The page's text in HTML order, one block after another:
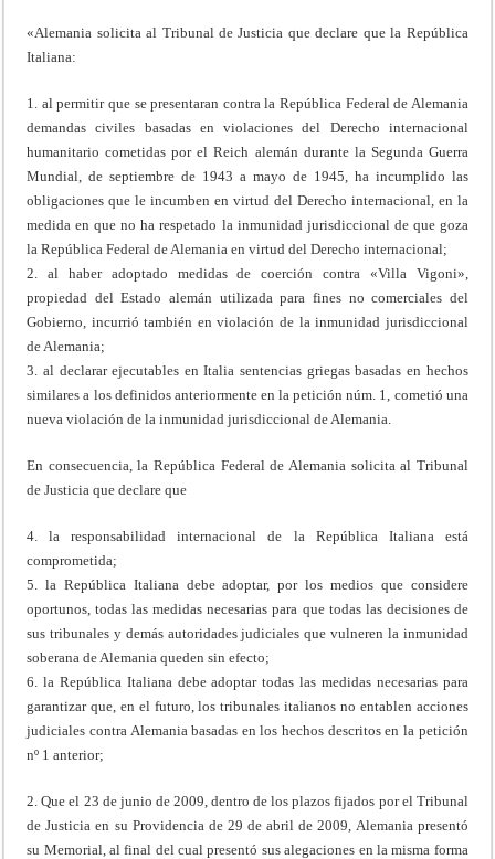
«Alemania solicita al Tribunal de Justicia que declare que la República
Italiana:
1. al permitir que se presentaran contra la República Federal de Alemania
demandas civiles basadas en violaciones del Derecho internacional
humanitario cometidas por el Reich alemán durante la Segunda Guerra
Mundial, de septiembre de 1943 a mayo de 1945, ha incumplido las
obligaciones que le incumben en virtud del Derecho internacional, en la
medida en que no ha respetado la inmunidad jurisdiccional de que goza
la República Federal de Alemania en virtud del Derecho internacional;
2. al haber adoptado medidas de coerción contra «Villa Vigoni»,
propiedad del Estado alemán utilizada para fines no comerciales del
Gobierno, incurrió también en violación de la inmunidad jurisdiccional
de Alemania;
3. al declarar ejecutables en Italia sentencias griegas basadas en hechos
similares a los definidos anteriormente en la petición núm. 1, cometió una
nueva violación de la inmunidad jurisdiccional de Alemania.
En consecuencia, la República Federal de Alemania solicita al Tribunal
de Justicia que declare que
4. la responsabilidad internacional de la República Italiana está
comprometida;
5. la República Italiana debe adoptar, por los medios que considere
oportunos, todas las medidas necesarias para que todas las decisiones de
sus tribunales y demás autoridades judiciales que vulneren la inmunidad
soberana de Alemania queden sin efecto;
6. la República Italiana debe adoptar todas las medidas necesarias para
garantizar que, en el futuro, los tribunales italianos no entablen acciones
judiciales contra Alemania basadas en los hechos descritos en la petición
nº 1 anterior;
2. Que el 23 de junio de 2009, dentro de los plazos fijados por el Tribunal
de Justicia en su Providencia de 29 de abril de 2009, Alemania presentó
su Memorial, al final del cual presentó sus alegaciones en la misma forma